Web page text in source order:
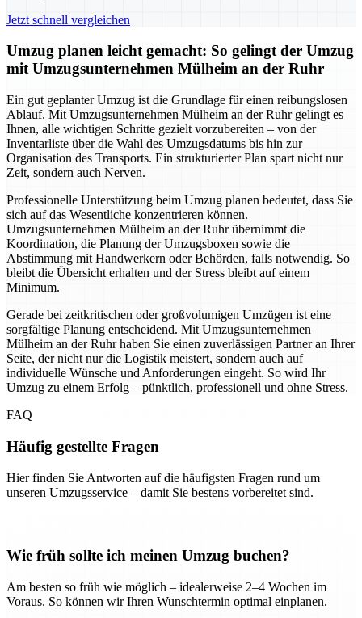
Jetzt schnell vergleichen
Umzug planen leicht gemacht: So gelingt der Umzug
mit Umzugsunternehmen Mülheim an der Ruhr
Ein gut geplanter Umzug ist die Grundlage für einen reibungslosen
Ablauf. Mit Umzugsunternehmen Mülheim an der Ruhr gelingt es
Ihnen, alle wichtigen Schritte gezielt vorzubereiten – von der
Inventarliste über die Wahl des Umzugsdatums bis hin zur
Organisation des Transports. Ein strukturierter Plan spart nicht nur
Zeit, sondern auch Nerven.
Professionelle Unterstützung beim Umzug planen bedeutet, dass Sie
sich auf das Wesentliche konzentrieren können.
Umzugsunternehmen Mülheim an der Ruhr übernimmt die
Koordination, die Planung der Umzugsboxen sowie die
Abstimmung mit Handwerkern oder Behörden, falls notwendig. So
bleibt die Übersicht erhalten und der Stress bleibt auf einem
Minimum.
Gerade bei zeitkritischen oder großvolumigen Umzügen ist eine
sorgfältige Planung entscheidend. Mit Umzugsunternehmen
Mülheim an der Ruhr haben Sie einen zuverlässigen Partner an Ihrer
Seite, der nicht nur die Logistik meistert, sondern auch auf
individuelle Wünsche und Anforderungen eingeht. So wird Ihr
Umzug zu einem Erfolg – pünktlich, professionell und ohne Stress.
FAQ
Häufig gestellte Fragen
Hier finden Sie Antworten auf die häufigsten Fragen rund um
unseren Umzugsservice – damit Sie bestens vorbereitet sind.
Wie früh sollte ich meinen Umzug buchen?
Am besten so früh wie möglich – idealerweise 2–4 Wochen im
Voraus. So können wir Ihren Wunschtermin optimal einplanen.